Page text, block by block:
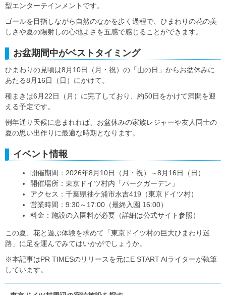
型エンターテインメントです。
ゴールを目指しながら自然のなかを歩く過程で、ひまわりの花の美
しさや夏の陽射しの心地よさを五感で感じることができます。
お盆期間中がベストタイミング
ひまわりの見頃は8月10日（月・祝）の「山の日」からお盆休みに
あたる8月16日（日）にかけて。
種まきは6月22日（月）に完了しており、約50日をかけて満開を迎
える予定です。
例年通り天候に恵まれれば、お盆休みの家族レジャーや友人同士の
夏の思い出作りに最適な時期となります。
イベント情報
開催期間：2026年8月10日（月・祝）～8月16日（日）
開催場所：東京ドイツ村内「パークガーデン」
アクセス：千葉県袖ケ浦市永吉419（東京ドイツ村）
営業時間：9:30～17:00（最終入園 16:00）
料金：施設の入園料が必要（詳細は公式サイト参照）
この夏、花と遊ぶ体験を求めて「東京ドイツ村の巨大ひまわり迷
路」に足を運んでみてはいかがでしょうか。
※本記事はPR TIMESのリリースを元にE START AIライターが執筆
しています。